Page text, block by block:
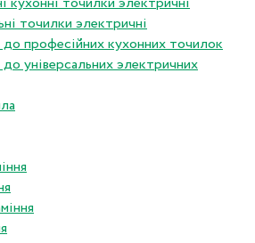
точилки электричнi
до професiйних кухонних точилок
унiверсальних электричних